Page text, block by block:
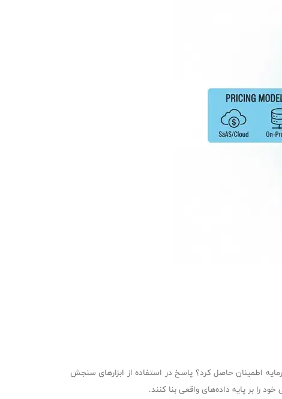
اطمینان حاصل کرد؟ پاسخ در استفاده از ابزارهای سنجش
را بر پایه داده‌های واقعی بنا کنند.